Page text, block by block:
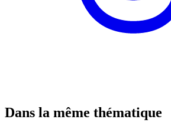
Dans la même thématique